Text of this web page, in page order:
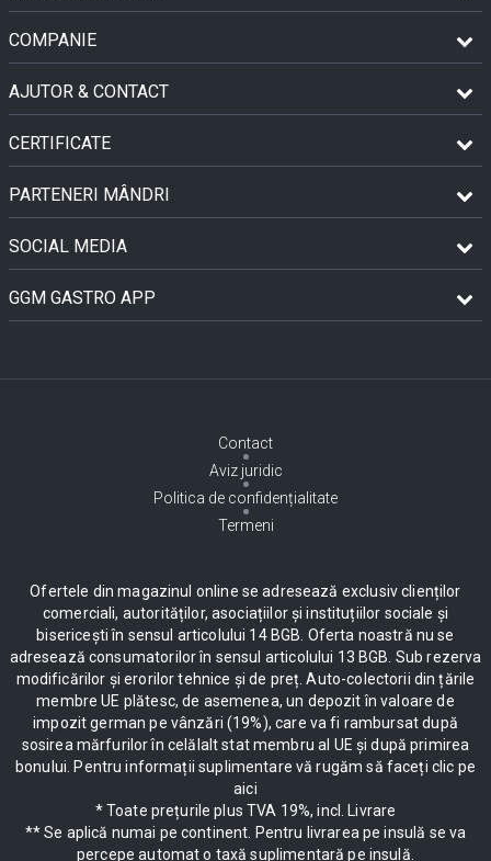
COMPANIE
AJUTOR & CONTACT
CERTIFICATE
PARTENERI MÂNDRI
SOCIAL MEDIA
GGM GASTRO APP
Contact
Aviz juridic
Politica de confidențialitate
Termeni
Ofertele din magazinul online se adresează exclusiv clienților
comerciali, autorităților, asociațiilor și instituțiilor sociale și
bisericești în sensul articolului 14 BGB. Oferta noastră nu se
adresează consumatorilor în sensul articolului 13 BGB. Sub rezerva
modificărilor și erorilor tehnice și de preț. Auto-colectorii din țările
membre UE plătesc, de asemenea, un depozit în valoare de
impozit german pe vânzări (19%), care va fi rambursat după
sosirea mărfurilor în celălalt stat membru al UE și după primirea
bonului. Pentru informații suplimentare vă rugăm să faceți clic pe
aici
* Toate prețurile plus TVA 19%, incl. Livrare
** Se aplică numai pe continent. Pentru livrarea pe insulă se va
percepe automat o taxă suplimentară pe insulă.